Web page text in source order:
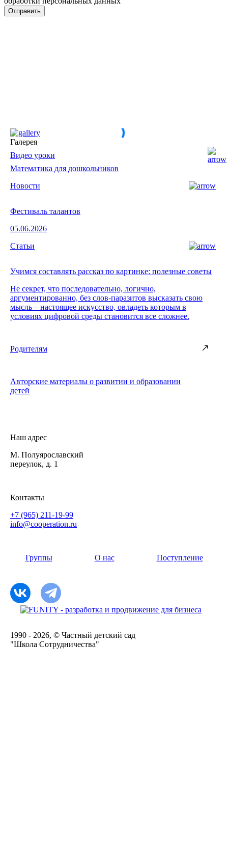
Галерея
Видео уроки
Математика для дошкольников
Новости
Фестиваль талантов
05.06.2026
Статьи
Учимся составлять рассказ по картинке: полезные советы
Не секрет, что последовательно, логично,
аргументированно, без слов-паразитов высказать свою
мысль – настоящее искусство, овладеть которым в
условиях цифровой среды становится все сложнее.
Родителям
Авторские материалы о развитии и образовании
детей
Наш адрес
М. Полуярославский
переулок, д. 1
Контакты
+7 (965) 211-19-99
info@cooperation.ru
Группы О нас Поступление
1990 - 2026, © Частный детский сад
"Школа Сотрудничества"